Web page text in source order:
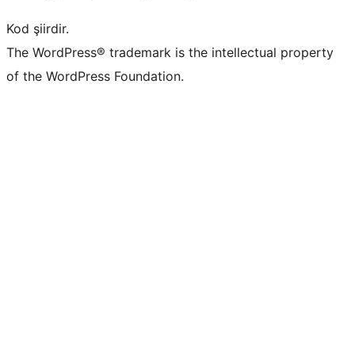
Kod şiirdir.
The WordPress® trademark is the intellectual property
of the WordPress Foundation.